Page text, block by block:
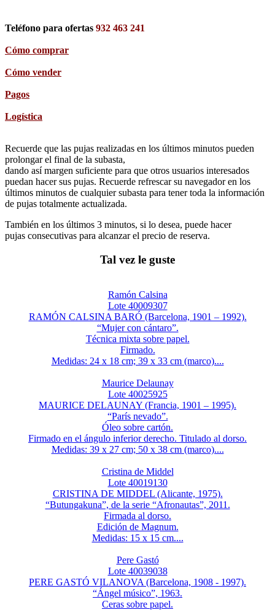
Teléfono para ofertas 932 463 241
Cómo comprar
Cómo vender
Pagos
Logística
Recuerde que las pujas realizadas en los últimos minutos pueden
prolongar el final de la subasta,
dando así margen suficiente para que otros usuarios interesados
puedan hacer sus pujas. Recuerde refrescar su navegador en los
últimos minutos de cualquier subasta para tener toda la información
de pujas totalmente actualizada.
También en los últimos 3 minutos, si lo desea, puede hacer
pujas consecutivas para alcanzar el precio de reserva.
Tal vez le guste
Ramón Calsina
Lote 40009307
RAMÓN CALSINA BARÓ (Barcelona, 1901 – 1992).
“Mujer con cántaro”.
Técnica mixta sobre papel.
Firmado.
Medidas: 24 x 18 cm; 39 x 33 cm (marco)....
Maurice Delaunay
Lote 40025925
MAURICE DELAUNAY (Francia, 1901 – 1995).
“París nevado”.
Óleo sobre cartón.
Firmado en el ángulo inferior derecho. Titulado al dorso.
Medidas: 39 x 27 cm; 50 x 38 cm (marco)....
Cristina de Middel
Lote 40019130
CRISTINA DE MIDDEL (Alicante, 1975).
“Butungakuna”, de la serie “Afronautas”, 2011.
Firmada al dorso.
Edición de Magnum.
Medidas: 15 x 15 cm....
Pere Gastó
Lote 40039038
PERE GASTÓ VILANOVA (Barcelona, 1908 - 1997).
“Ángel músico”, 1963.
Ceras sobre papel.